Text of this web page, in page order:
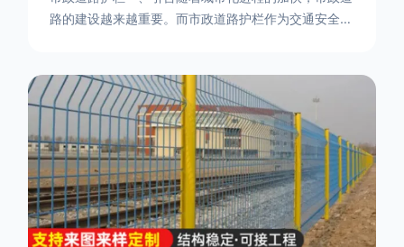
路的建设越来越重要。而市政道路护栏作为交通安全的
的功能防护功能：市政道路护栏的主要功能是防止车辆
失控，保护行人安全。它可以有效地阻止因驾驶员疏忽
或车辆故障而导致的事故发生，减少交通事故的发生
率。隔离功能：市政道路护栏可以将道路与人行道、绿
化带等隔离开来，避